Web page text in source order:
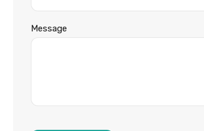
Message